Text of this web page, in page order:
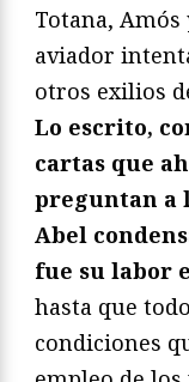
Totana,
aviador
otros exilios
Lo escrito,
cartas que
preguntan a
Abel
fue su labor
hasta que
condiciones